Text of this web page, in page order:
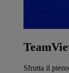
Sfrutta il